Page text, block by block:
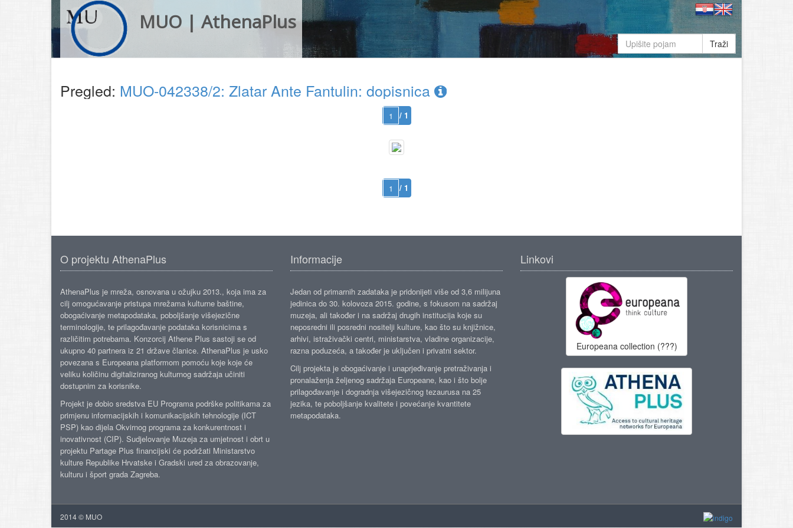
MUO | AthenaPlus
Traži
Pregled: MUO-042338/2: Zlatar Ante Fantulin: dopisnica
/ 1
/ 1
O projektu AthenaPlus
AthenaPlus je mreža, osnovana u ožujku 2013., koja ima za
cilj omogućavanje pristupa mrežama kulturne baštine,
obogaćivanje metapodataka, poboljšanje višejezične
terminologije, te prilagođavanje podataka korisnicima s
različitim potrebama. Konzorcij Athene Plus sastoji se od
ukupno 40 partnera iz 21 države članice. AthenaPlus je usko
povezana s Europeana platformom pomoću koje koje će
veliku količinu digitaliziranog kulturnog sadržaja učiniti
dostupnim za korisnike.
Projekt je dobio sredstva EU Programa podrške politikama za
primjenu informacijskih i komunikacijskih tehnologije (ICT
PSP) kao dijela Okvirnog programa za konkurentnost i
inovativnost (CIP). Sudjelovanje Muzeja za umjetnost i obrt u
projektu Partage Plus financijski će podržati Ministarstvo
kulture Republike Hrvatske i Gradski ured za obrazovanje,
kulturu i šport grada Zagreba.
Informacije
Jedan od primarnih zadataka je pridonijeti više od 3,6 milijuna
jedinica do 30. kolovoza 2015. godine, s fokusom na sadržaj
muzeja, ali također i na sadržaj drugih institucija koje su
neposredni ili posredni nositelji kulture, kao što su knjižnice,
arhivi, istraživački centri, ministarstva, vladine organizacije,
razna poduzeća, a također je uključen i privatni sektor.
Cilj projekta je obogaćivanje i unaprjeđivanje pretraživanja i
pronalaženja željenog sadržaja Europeane, kao i što bolje
prilagođavanje i dogradnja višejezičnog tezaurusa na 25
jezika, te poboljšanje kvalitete i povećanje kvantitete
metapodataka.
Linkovi
Europeana collection (???)
2014 © MUO